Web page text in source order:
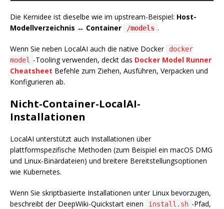
Die Kernidee ist dieselbe wie im upstream-Beispiel: Host-
Modellverzeichnis ↔ Container
/models .
Wenn Sie neben LocalAI auch die native Docker
docker
model
-Tooling verwenden, deckt das Docker Model Runner
Cheatsheet Befehle zum Ziehen, Ausführen, Verpacken und
Konfigurieren ab.
Nicht-Container-LocalAI-
Installationen
LocalAI unterstützt auch Installationen über
plattformspezifische Methoden (zum Beispiel ein macOS DMG
und Linux-Binärdateien) und breitere Bereitstellungsoptionen
wie Kubernetes.
Wenn Sie skriptbasierte Installationen unter Linux bevorzugen,
beschreibt der DeepWiki-Quickstart einen
install.sh -Pfad,